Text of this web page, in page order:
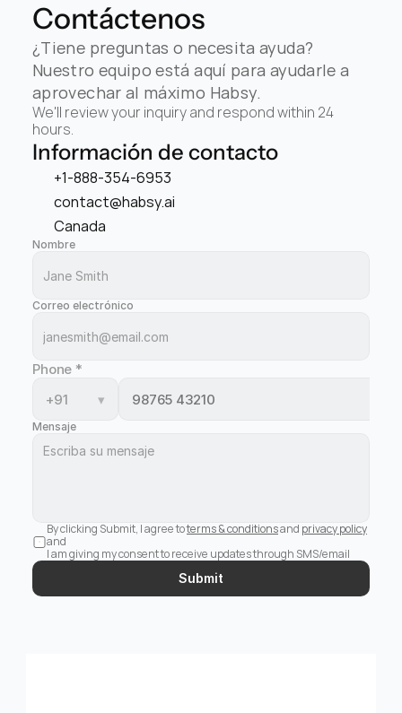
Contáctenos
¿Tiene preguntas o necesita ayuda?
Nuestro equipo está aquí para ayudarle a
aprovechar al máximo Habsy.
We'll review your inquiry and respond within 24
hours.
Información de contacto
+1-888-354-6953
contact@habsy.ai
Canada
Nombre
Correo electrónico
Phone *
+91
▾
Mensaje
By clicking Submit, I agree to terms & conditions and privacy policy
and
I am giving my consent to receive updates through SMS/email
Submit